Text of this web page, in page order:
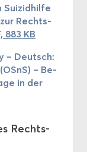
Sui­zid­hil­fe
Rechts­
883 KB
– Deutsch:
– Be­
in der
Rechts­